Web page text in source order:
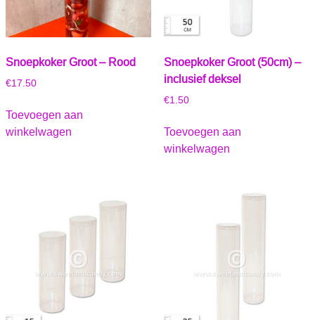
Snoepkoker Groot – Rood
€17.50
Toevoegen aan
winkelwagen
Snoepkoker Groot (50cm) –
inclusief deksel
€1.50
Toevoegen aan
winkelwagen